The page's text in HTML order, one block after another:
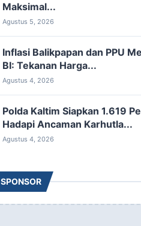
Maksimal...
Agustus 5, 2026
Inflasi Balikpapan dan PPU
BI: Tekanan Harga...
Agustus 4, 2026
Polda Kaltim Siapkan 1.619
Hadapi Ancaman Karhutla...
Agustus 4, 2026
SPONSOR